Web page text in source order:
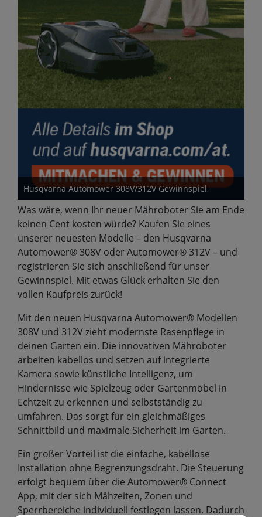
Husqvarna Automower 308V/312V Gewinnspiel,
Was wäre, wenn Ihr neuer Mähroboter Sie am Ende
keinen Cent kosten würde? Kaufen Sie eines
unserer neuesten Modelle – den Husqvarna
Automower® 308V oder Automower® 312V – und
registrieren Sie sich anschließend für unser
Gewinnspiel. Mit etwas Glück erhalten Sie den
vollen Kaufpreis zurück!
Mit den neuen Husqvarna Automower® Modellen
308V und 312V zieht modernste Rasenpflege in
deinen Garten ein. Die innovativen Mähroboter
arbeiten kabellos und setzen auf integrierte
Kamera sowie künstliche Intelligenz, um
Hindernisse wie Spielzeug oder Gartenmöbel in
Echtzeit zu erkennen und selbstständig zu
umfahren. Das sorgt für ein gleichmäßiges
Schnittbild und maximale Sicherheit im Garten.
Ein großer Vorteil ist die einfache, kabellose
Installation ohne Begrenzungsdraht. Die Steuerung
erfolgt bequem über die Automower® Connect
App, mit der sich Mähzeiten, Zonen und
Sperrbereiche individuell festlegen lassen. Dadurch